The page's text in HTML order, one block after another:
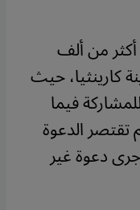
من ألف
كارينثيا، حيث
فيما
تقتصر الدعوة
دعوة غير